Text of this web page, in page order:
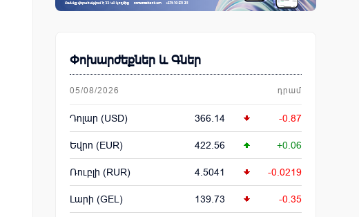
Փոխարժեքներ և Գներ
05/08/2026 դրամ
Դոլար (USD) 366.14 -0.87
Եվրո (EUR) 422.56 +0.06
Ռուբլի (RUR) 4.5041 -0.0219
Լարի (GEL) 139.73 -0.35